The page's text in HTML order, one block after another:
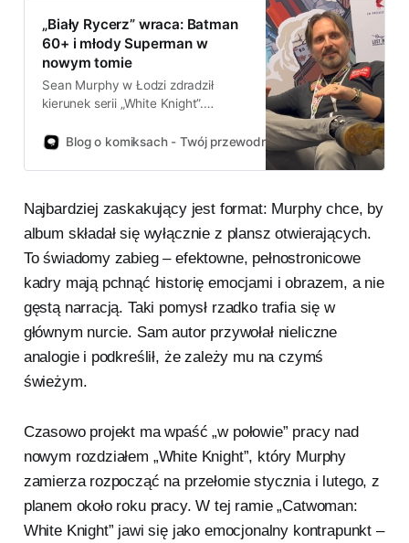
„Biały Rycerz” wraca: Batman
60+ i młody Superman w
nowym tomie
Sean Murphy w Łodzi zdradził
kierunek serii „White Knight”.
Batmana z 20-letnim Supermanem,
stronicową „Catwoman: White
Knight”.
Blog o komiksach - Twój przewodnik po świecie komiksów!
Najbardziej zaskakujący jest format: Murphy chce, by
album składał się wyłącznie z plansz otwierających.
To świadomy zabieg – efektowne, pełnostronicowe
kadry mają pchnąć historię emocjami i obrazem, a nie
gęstą narracją. Taki pomysł rzadko trafia się w
głównym nurcie. Sam autor przywołał nieliczne
analogie i podkreślił, że zależy mu na czymś
świeżym.
Czasowo projekt ma wpaść „w połowie” pracy nad
nowym rozdziałem „White Knight”, który Murphy
zamierza rozpocząć na przełomie stycznia i lutego, z
planem około roku pracy. W tej ramie „Catwoman:
White Knight” jawi się jako emocjonalny kontrapunkt –